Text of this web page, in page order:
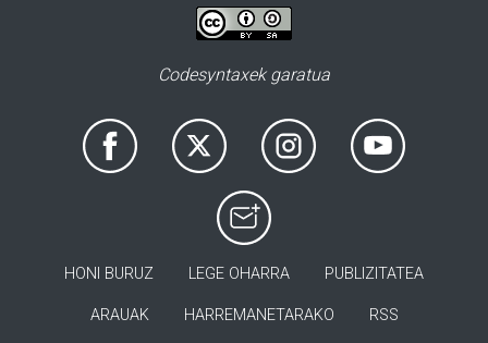
Codesyntaxek garatua
HONI BURUZ LEGE OHARRA PUBLIZITATEA
ARAUAK HARREMANETARAKO RSS